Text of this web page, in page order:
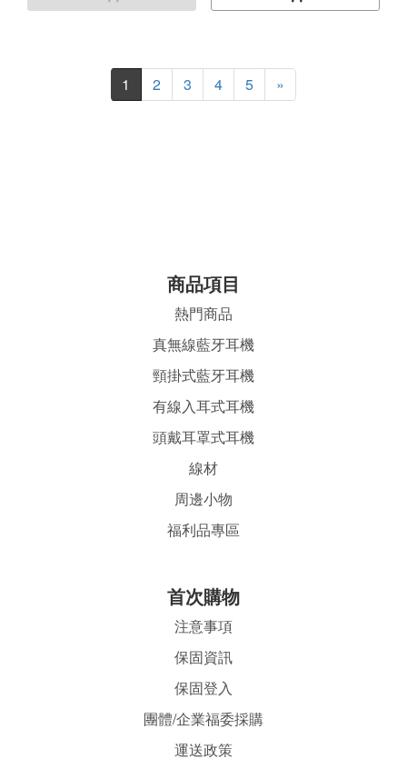
1 2 3 4 5 »
商品項目
熱門商品
真無線藍牙耳機
頸掛式藍牙耳機
有線入耳式耳機
頭戴耳罩式耳機
線材
周邊小物
福利品專區
首次購物
注意事項
保固資訊
保固登入
團體/企業福委採購
運送政策